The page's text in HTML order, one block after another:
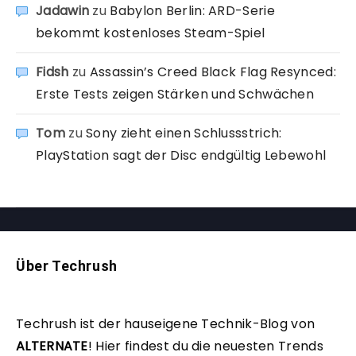
Jadawin zu Babylon Berlin: ARD-Serie
bekommt kostenloses Steam-Spiel
Fidsh zu Assassin’s Creed Black Flag Resynced:
Erste Tests zeigen Stärken und Schwächen
TomzuSony zieht einen Schlussstrich:
PlayStation sagt der Disc endgültig Lebewohl
Über Techrush
Techrush ist der hauseigene Technik-Blog von
ALTERNATE! Hier findest du die neuesten Trends